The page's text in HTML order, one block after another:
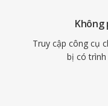
bài hát), và tính
trình lossy lẫn
Không
Truy cập công cụ
bị có